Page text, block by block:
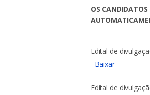
OS
Edital de
Baixar
Edital de